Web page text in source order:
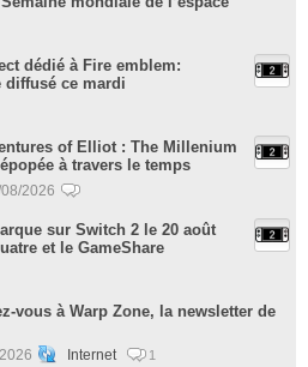
dédié à Fire emblem:
diffusé ce mardi
of Elliot : The Millenium
à travers le temps
2026
sur Switch 2 le 20 août
et le GameShare
vous à Warp Zone, la newsletter de
Internet 1